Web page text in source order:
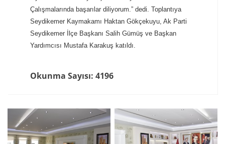
Çalışmalarında başarılar diliyorum.” dedi. Toplantıya
Seydikemer Kaymakamı Haktan Gökçekuyu, Ak Parti
Seydikemer İlçe Başkanı Salih Gümüş ve Başkan
Yardımcısı Mustafa Karakuş katıldı.
Okunma Sayısı: 4196